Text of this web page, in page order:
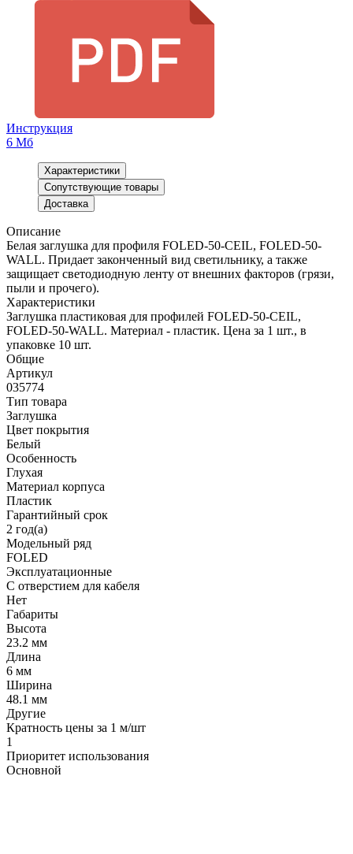
Инструкция
6 Мб
Характеристики
Сопутствующие товары
Доставка
Описание
Белая заглушка для профиля FOLED-50-CEIL, FOLED-50-
WALL. Придает законченный вид светильнику, а также
защищает светодиодную ленту от внешних факторов (грязи,
пыли и прочего).
Характеристики
Заглушка пластиковая для профилей FOLED-50-CEIL,
FOLED-50-WALL. Материал - пластик. Цена за 1 шт., в
упаковке 10 шт.
Общие
Артикул
035774
Тип товара
Заглушка
Цвет покрытия
Белый
Особенность
Глухая
Материал корпуса
Пластик
Гарантийный срок
2 год(а)
Модельный ряд
FOLED
Эксплуатационные
С отверстием для кабеля
Нет
Габариты
Высота
23.2 мм
Длина
6 мм
Ширина
48.1 мм
Другие
Кратность цены за 1 м/шт
1
Приоритет использования
Основной